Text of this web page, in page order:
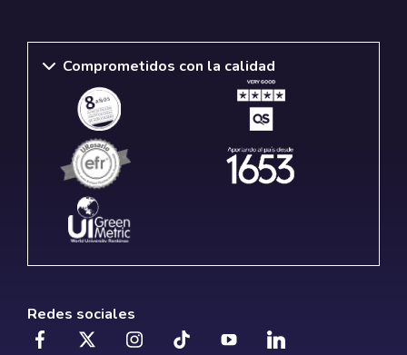
Comprometidos con la calidad
Redes sociales